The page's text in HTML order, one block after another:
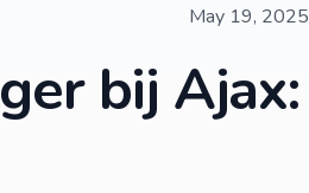
May 19, 2025
bij Ajax: